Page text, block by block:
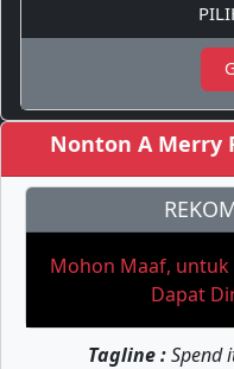
Nonton A Merry
Mohon Maaf, untuk
Dapat
Tagline :Spend